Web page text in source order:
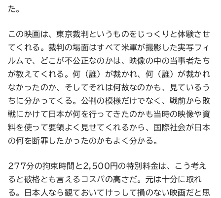
た。
この映画は、東京裁判というものをじっくりと体験させ
てくれる。裁判の場面はすべて米軍が撮影した実写フィ
ルムで、どこが不公正なのかは、映像の中の当事者たち
が教えてくれる。何（誰）が裁かれ、何（誰）が裁かれ
なかったのか、そしてそれは何故なのかも、見ているう
ちに分かってくる。公判の模様だけでなく、戦前から敗
戦にかけて日本が何を行ってきたのかも当時の映像や資
料を使って要領よく見せてくれるから、国際社会が日本
の何を断罪したかったのかもよく分かる。
277分の拘束時間と2,500円の特別料金は、こう考え
ると破格とも言えるコスパの高さだ。元は十分に取れ
る。日本人なら観ておいてけっして損のない映画だと思